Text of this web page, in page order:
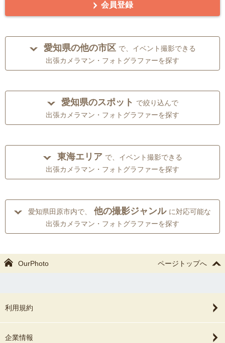
会員登録
愛知県の他の市区 で、イベント撮影できる
出張カメラマン・フォトグラファーを探す
愛知県のスポット で絞り込んで
出張カメラマン・フォトグラファーを探す
東海エリア で、イベント撮影できる
出張カメラマン・フォトグラファーを探す
愛知県田原市内で、 他の撮影ジャンル に対応可能な
出張カメラマン・フォトグラファーを探す
OurPhoto ページトップへ
利用規約
企業情報